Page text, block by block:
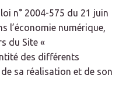
n° 2004-575 du 21 juin
l’économie numérique,
du Site «
des différents
sa réalisation et de son